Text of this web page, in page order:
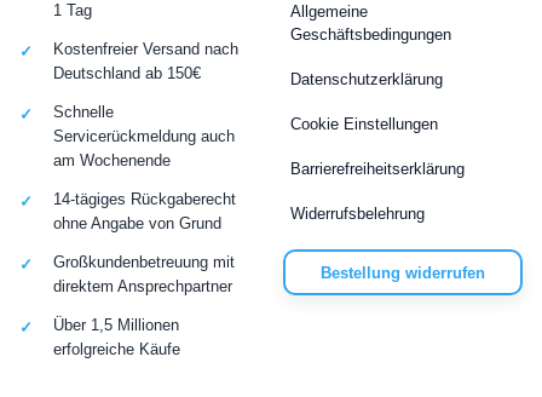
Allgemeine
Geschäftsbedingungen
Datenschutzerklärung
Cookie Einstellungen
Barrierefreiheitserklärung
Widerrufsbelehrung
Bestellung widerrufen
1 Tag
Kostenfreier Versand nach
Deutschland ab 150€
Schnelle
Servicerückmeldung auch
am Wochenende
14-tägiges Rückgaberecht
ohne Angabe von Grund
Großkundenbetreuung mit
direktem Ansprechpartner
Über 1,5 Millionen
erfolgreiche Käufe